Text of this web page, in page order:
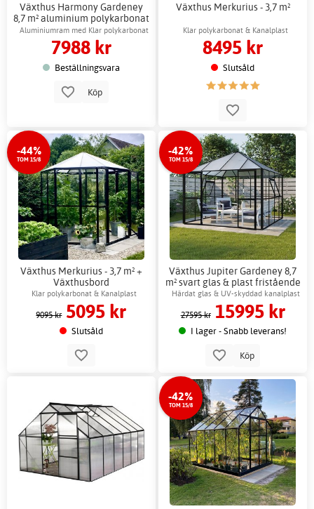
Växthus Harmony Gardeney
8,7 m² aluminium polykarbonat
fristående
Aluminiumram med Klar polykarbonat
7988 kr
Beställningsvara
Köp
Växthus Merkurius - 3,7 m²
Klar polykarbonat & Kanalplast
8495 kr
Slutsåld
-44%
TOM 15/8
Växthus Merkurius - 3,7 m² +
Växthusbord
Klar polykarbonat & Kanalplast
9095 kr 5095 kr
Slutsåld
-42%
TOM 15/8
Växthus Jupiter Gardeney 8,7
m² svart glas & plast fristående
+ Växthusbord
Härdat glas & UV-skyddad kanalplast
27595 kr 15995 kr
I lager - Snabb leverans!
Köp
-42%
TOM 15/8